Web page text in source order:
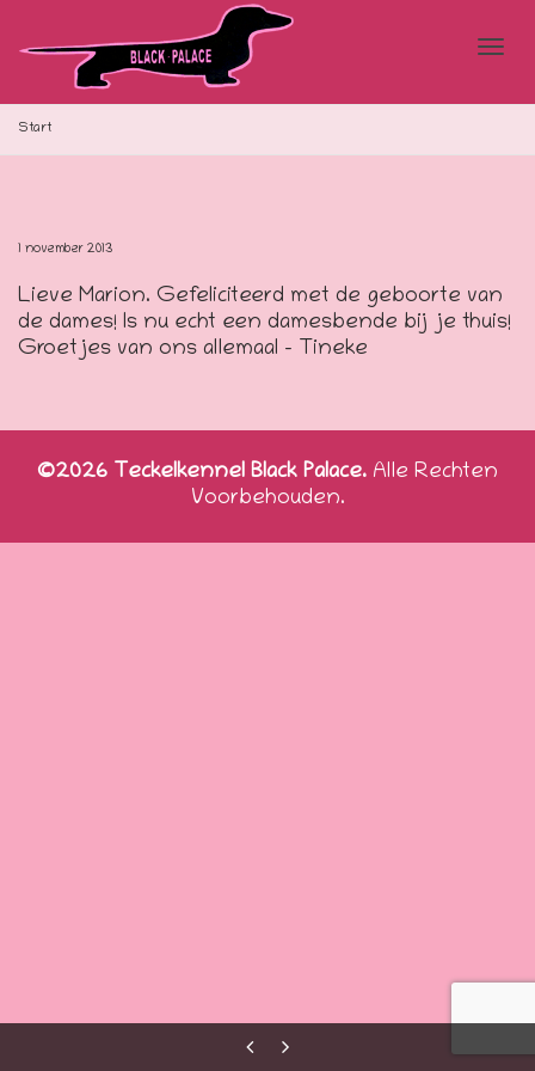
de
Start
1 november 2013
Lieve Marion. Gefeliciteerd met de geboorte van
de dames! Is nu echt een damesbende bij je thuis!
Groetjes van ons allemaal – Tineke
©2026 Teckelkennel Black Palace. Alle Rechten
Voorbehouden.